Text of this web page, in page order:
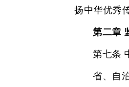
扬中华优秀
第二章
第七条
省、自